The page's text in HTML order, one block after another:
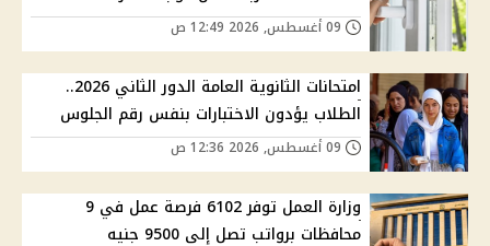
امتحانات الثانوية العامة الدور الثاني 2026..
الطلاب يؤدون الاختبارات بنفس رقم الجلوس
وزارة العمل توفر 6102 فرصة عمل في 9
محافظات برواتب تصل إلى 9500 جنيه